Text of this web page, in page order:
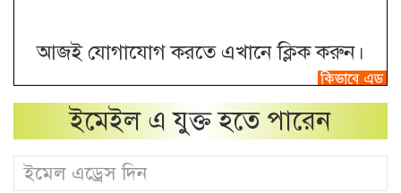
আজই যোগাযোগ করতে এখানে ক্লিক করুন।
ইমেইল এ যুক্ত হতে পারেন